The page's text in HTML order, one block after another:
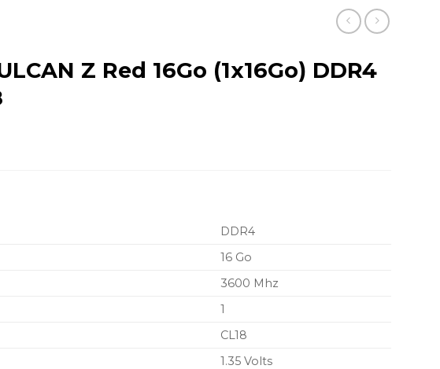
Z Red 16Go (1x16Go) DDR4
DDR4
16 Go
3600 Mhz
1
CL18
1.35 Volts